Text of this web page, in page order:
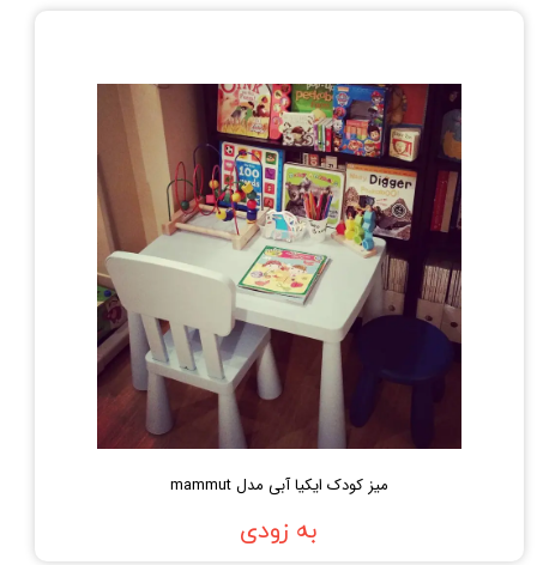
میز کودک ایکیا آبی مدل mammut
به زودی